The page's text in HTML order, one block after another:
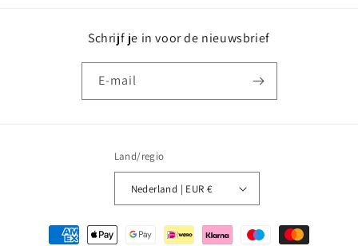
Schrijf je in voor de nieuwsbrief
E‑mail
Land/regio
Nederland | EUR €
Betaalmethoden